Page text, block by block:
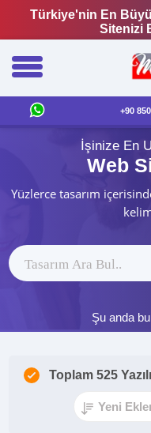
Türkiye'nin En
Sitenizi
+90
İşinize En
Web
Yüzlerce tasarım
Şu anda
Toplam 525